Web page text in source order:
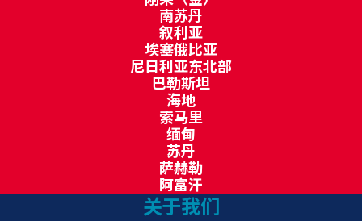
南苏丹
叙利亚
埃塞俄比亚
尼日利亚东北部
巴勒斯坦
海地
索马里
缅甸
苏丹
萨赫勒
阿富汗
关于我们